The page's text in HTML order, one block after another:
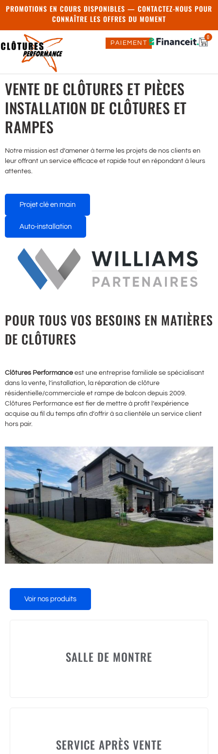
PROMOTIONS EN COURS DISPONIBLES — CONTACTEZ-NOUS POUR
CONNAÎTRE LES OFFRES DU MOMENT
PAIEMENT
0
VENTE DE CLÔTURES ET PIÈCES
INSTALLATION DE CLÔTURES ET
RAMPES
Notre mission est d’amener à terme les projets de nos clients en
leur offrant un service efficace et rapide tout en répondant à leurs
attentes.
Projet clé en main
Auto-installation
POUR TOUS VOS BESOINS EN MATIÈRES
DE CLÔTURES
Clôtures Performance est une entreprise familiale se spécialisant
dans la vente, l’installation, la réparation de clôture
résidentielle/commerciale et rampe de balcon depuis 2009.
Clôtures Performance est fier de mettre à profit l’expérience
acquise au fil du temps afin d’offrir à sa clientèle un service client
hors pair.
Voir nos produits
SALLE DE MONTRE
SERVICE APRÈS VENTE